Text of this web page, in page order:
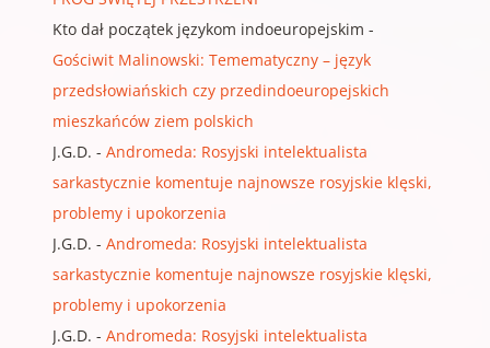
Kto dał początek językom indoeuropejskim -
Gościwit Malinowski: Temematyczny – język
przedsłowiańskich czy przedindoeuropejskich
mieszkańców ziem polskich
J.G.D. - Andromeda: Rosyjski intelektualista
sarkastycznie komentuje najnowsze rosyjskie klęski,
problemy i upokorzenia
J.G.D. - Andromeda: Rosyjski intelektualista
sarkastycznie komentuje najnowsze rosyjskie klęski,
problemy i upokorzenia
J.G.D. - Andromeda: Rosyjski intelektualista